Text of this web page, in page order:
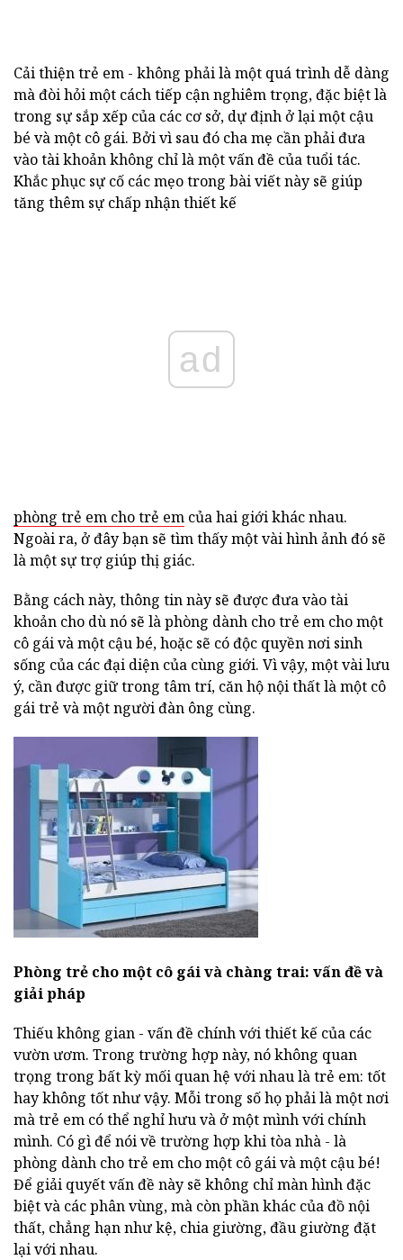
Cải thiện trẻ em - không phải là một quá trình dễ dàng
mà đòi hỏi một cách tiếp cận nghiêm trọng, đặc biệt là
trong sự sắp xếp của các cơ sở, dự định ở lại một cậu
bé và một cô gái. Bởi vì sau đó cha mẹ cần phải đưa
vào tài khoản không chỉ là một vấn đề của tuổi tác.
Khắc phục sự cố các mẹo trong bài viết này sẽ giúp
tăng thêm sự chấp nhận thiết kế
ad
phòng trẻ em cho trẻ em của hai giới khác nhau.
Ngoài ra, ở đây bạn sẽ tìm thấy một vài hình ảnh đó sẽ
là một sự trợ giúp thị giác.
Bằng cách này, thông tin này sẽ được đưa vào tài
khoản cho dù nó sẽ là phòng dành cho trẻ em cho một
cô gái và một cậu bé, hoặc sẽ có độc quyền nơi sinh
sống của các đại diện của cùng giới. Vì vậy, một vài lưu
ý, cần được giữ trong tâm trí, căn hộ nội thất là một cô
gái trẻ và một người đàn ông cùng.
Phòng trẻ cho một cô gái và chàng trai: vấn đề và
giải pháp
Thiếu không gian - vấn đề chính với thiết kế của các
vườn ươm. Trong trường hợp này, nó không quan
trọng trong bất kỳ mối quan hệ với nhau là trẻ em: tốt
hay không tốt như vậy. Mỗi trong số họ phải là một nơi
mà trẻ em có thể nghỉ hưu và ở một mình với chính
mình. Có gì để nói về trường hợp khi tòa nhà - là
phòng dành cho trẻ em cho một cô gái và một cậu bé!
Để giải quyết vấn đề này sẽ không chỉ màn hình đặc
biệt và các phân vùng, mà còn phần khác của đồ nội
thất, chẳng hạn như kệ, chia giường, đầu giường đặt
lại với nhau.